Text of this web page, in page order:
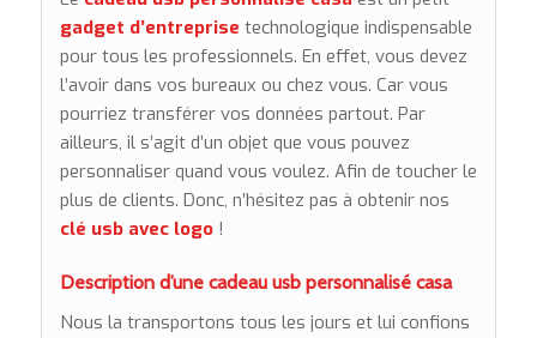
gadget d’entreprise technologique indispensable
pour tous les professionnels. En effet, vous devez
l’avoir dans vos bureaux ou chez vous. Car vous
pourriez transférer vos données partout. Par
ailleurs, il s’agit d’un objet que vous pouvez
personnaliser quand vous voulez. Afin de toucher le
plus de clients. Donc, n’hésitez pas à obtenir nos
clé usb avec logo!
Description d’une cadeau usb personnalisé casa
Nous la transportons tous les jours et lui confions